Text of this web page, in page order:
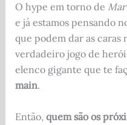
c
e
b
o
o
k
d
di
t
at
s
A
p
it
te
r
O hype em torno de
e já estamos pensando
que podem dar as caras
verdadeiro jogo de
elenco gigante que te
main.
Então, quem são os